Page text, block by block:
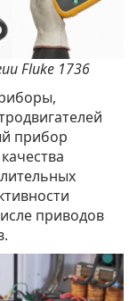
Fluke 1736
прибор
приводов